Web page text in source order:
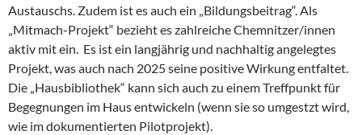
Austauschs. Zudem ist es auch ein „Bildungsbeitrag“. Als
„Mitmach-Projekt“ bezieht es zahlreiche Chemnitzer/innen
aktiv mit ein. Es ist ein langjährig und nachhaltig angelegtes
Projekt, was auch nach 2025 seine positive Wirkung entfaltet.
Die „Hausbibliothek“ kann sich auch zu einem Treffpunkt für
Begegnungen im Haus entwickeln (wenn sie so umgestzt wird,
wie im dokumentierten Pilotprojekt).